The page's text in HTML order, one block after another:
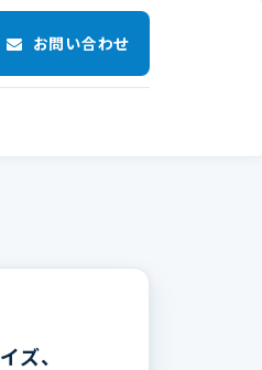
お問い合わせ
ズ、